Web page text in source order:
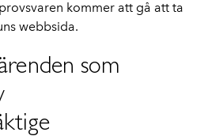
kommer att gå att ta
webbsida.
som